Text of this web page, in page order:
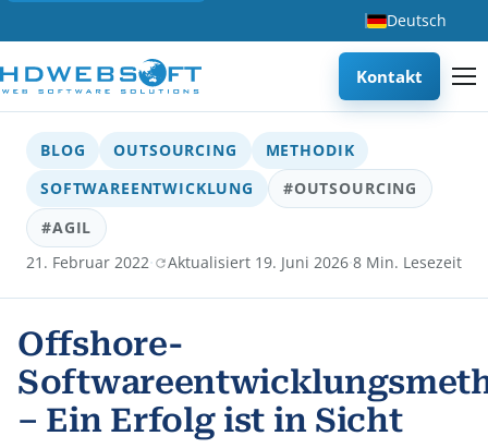
Deutsch
Kontakt
BLOG OUTSOURCING
METHODIK
SOFTWAREENTWICKLUNG
#OUTSOURCING
#AGIL
21. Februar 2022· Aktualisiert 19. Juni 2026·8 Min. Lesezeit
Offshore-
– Ein Erfolg ist in Sicht